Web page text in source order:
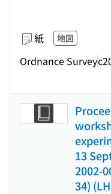
紙 地図
Ordnance Survey
13
2002-
34)